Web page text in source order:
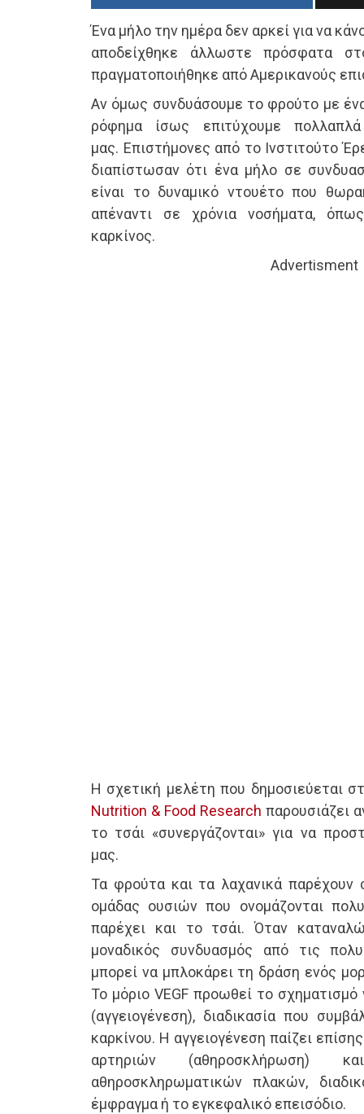
Ένα μήλο την ημέρα δεν αρκεί για να
αποδείχθηκε άλλωστε πρόσφατα
πραγματοποιήθηκε από Αμερικανούς
Αν όμως συνδυάσουμε το φρούτο με ένα
ρόφημα ίσως επιτύχουμε
μας. Επιστήμονες από το Ινστιτούτο
διαπίστωσαν ότι ένα μήλο σε
είναι το δυναμικό ντουέτο που
απέναντι σε χρόνια νοσήματα,
καρκίνος.
Advertisment
Η σχετική μελέτη που δημοσιεύεται
Nutrition & Food Research παρουσιάζει
το τσάι «συνεργάζονται» για να
μας.
Τα φρούτα και τα λαχανικά παρέχουν
ομάδας ουσιών που ονομάζονται
παρέχει και το τσάι. Όταν
μοναδικός συνδυασμός από τις
μπορεί να μπλοκάρει τη δράση ενός
Το μόριο VEGF προωθεί το
(αγγειογένεση), διαδικασία που
καρκίνου. Η αγγειογένεση παίζει
αρτηριών
αθηροσκληρωματικών πλακών,
έμφραγμα ή το εγκεφαλικό επεισόδιο.